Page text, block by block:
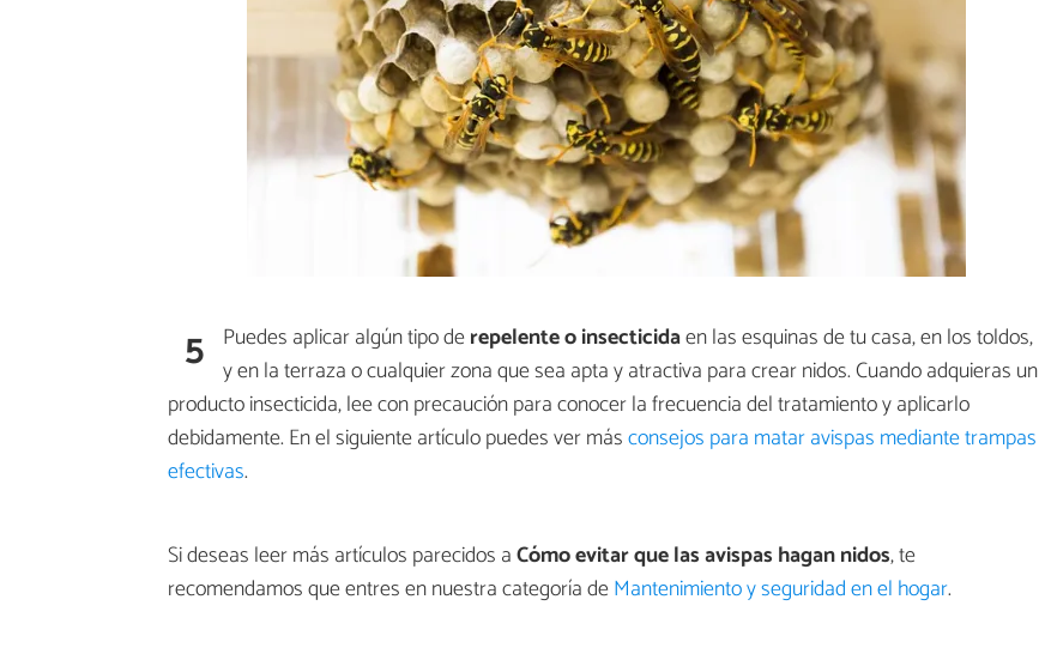
5 Puedes aplicar algún tipo derepelente o insecticidaen las esquinas de tu casa, en los toldos,
y en la terraza o cualquier zona que sea apta y atractiva para crear nidos. Cuando adquieras un
producto insecticida, lee con precaución para conocer la frecuencia del tratamiento y aplicarlo
debidamente. En el siguiente artículo puedes ver másconsejos para matar avispas mediante trampas
efectivas.
Si deseas leer más artículos parecidos aCómo evitar que las avispas hagan nidos, te
recomendamos que entres en nuestra categoría deMantenimiento y seguridad en el hogar.